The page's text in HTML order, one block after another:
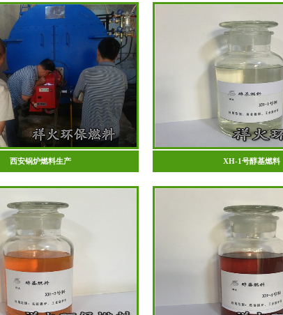
西安锅炉燃料生产 XH-1号醇基燃料